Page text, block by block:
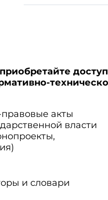
+/-5 мм
панелей не
акты
власти
и словари